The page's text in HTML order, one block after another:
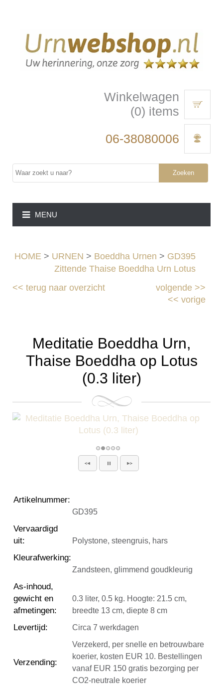
Winkelwagen
(0) items
06-38080006
Zoeken
MENU
HOME > URNEN > Boeddha Urnen > GD395
Zittende Thaise Boeddha Urn Lotus
<<terug naar overzicht volgende>>
<< vorige
Meditatie Boeddha Urn,
Thaise Boeddha op Lotus
(0.3 liter)
Artikelnummer:
GD395
Vervaardigd
uit: Polystone, steengruis, hars
Kleurafwerking:
Zandsteen, glimmend goudkleurig
As-inhoud,
gewicht en
afmetingen:
0.3 liter, 0.5 kg. Hoogte: 21.5 cm,
breedte 13 cm, diepte 8 cm
Levertijd: Circa 7 werkdagen
Verzending:
Verzekerd, per snelle en betrouwbare
koerier, kosten EUR 10. Bestellingen
vanaf EUR 150 gratis bezorging per
CO2-neutrale koerier